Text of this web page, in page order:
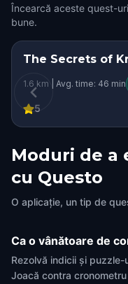
Încearcă aceste quest-
bune.
The Secrets of
1.6 km | Avg. time: 46 min
5
Moduri de a
cu Questo
O aplicație, un tip de
Ca o vânătoare de
Rezolvă indicii și puzzle-
Joacă contra